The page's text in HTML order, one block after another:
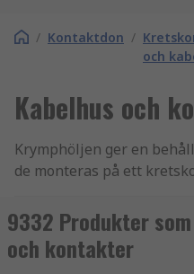
/ Kontaktdon /
och
Kabelhus och
Krymphöljen ger en
de monteras på ett
eller för att ansluta en
Hur fungerar
9332 Produkter
och kontakter